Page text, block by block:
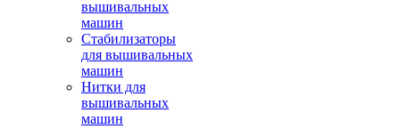
вышивальных
машин
Стабилизаторы
для вышивальных
машин
Нитки для
вышивальных
машин